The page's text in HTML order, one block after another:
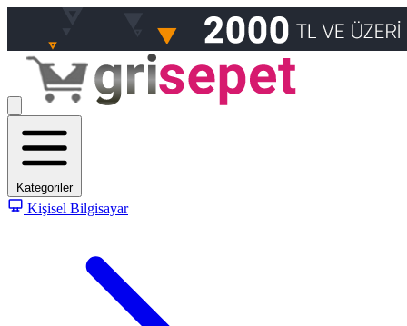
Kategoriler
Kişisel Bilgisayar